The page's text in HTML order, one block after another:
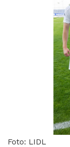
Foto: LIDL